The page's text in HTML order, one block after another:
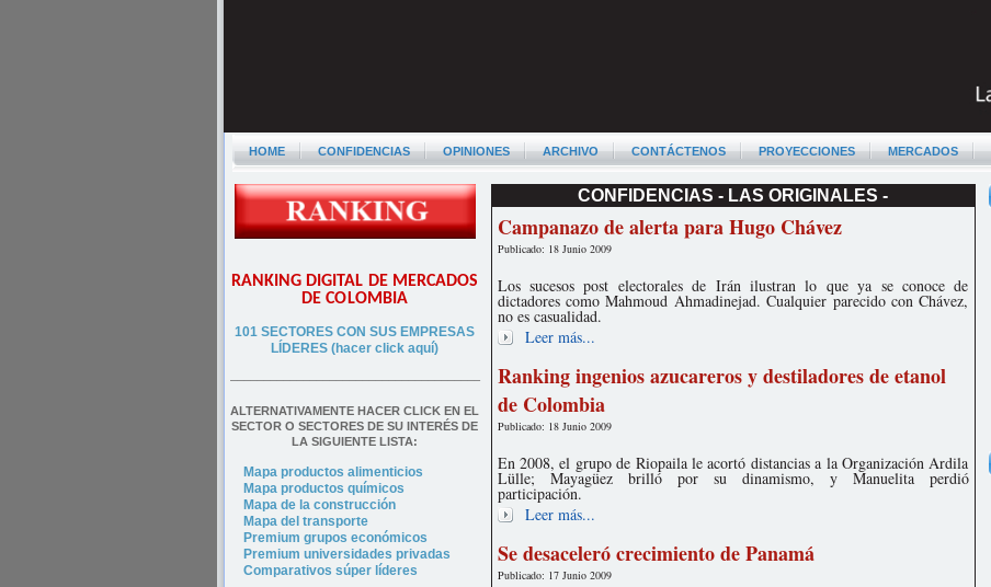
HOME CONFIDENCIAS OPINIONES ARCHIVO CONTÁCTENOS PROYECCIONES MERCADOS
RANKING DIGITAL DE MERCADOS
DE COLOMBIA
101 SECTORES CON SUS EMPRESAS
LÍDERES (hacer click aquí)
––––––––––––––––––––––––––––––––––––––
ALTERNATIVAMENTE HACER CLICK EN EL
SECTOR O SECTORES DE SU INTERÉS DE
LA SIGUIENTE LISTA:
Mapa productos alimenticios
Mapa productos químicos
Mapa de la construcción
Mapa del transporte
Premium grupos económicos
Premium universidades privadas
Comparativos súper líderes
CONFIDENCIAS - LAS ORIGINALES -
Campanazo de alerta para Hugo Chávez
Publicado: 18 Junio 2009
Los sucesos post electorales de Irán ilustran lo que ya se conoce de
dictadores como Mahmoud Ahmadinejad. Cualquier parecido con Chávez,
no es casualidad.
Leer más...
Ranking ingenios azucareros y destiladores de etanol
de Colombia
Publicado: 18 Junio 2009
En 2008, el grupo de Riopaila le acortó distancias a la Organización Ardila
Lülle; Mayagüez brilló por su dinamismo, y Manuelita perdió
participación.
Leer más...
Se desaceleró crecimiento de Panamá
Publicado: 17 Junio 2009